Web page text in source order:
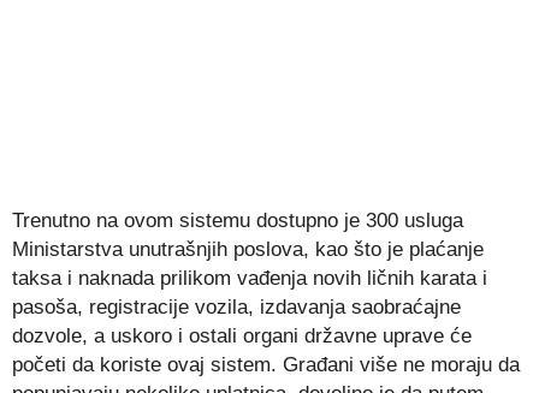
Trenutno na ovom sistemu dostupno je 300 usluga
Ministarstva unutrašnjih poslova, kao što je plaćanje
taksa i naknada prilikom vađenja novih ličnih karata i
pasoša, registracije vozila, izdavanja saobraćajne
dozvole, a uskoro i ostali organi državne uprave će
početi da koriste ovaj sistem. Građani više ne moraju da